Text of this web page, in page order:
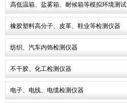
高低温箱、盐雾箱、耐候箱等模拟环境测试
橡胶塑料高分子、皮革、鞋业等检测仪器
纺织、汽车内饰检测仪器
不干胶、化工检测仪器
电子、电线、电缆检测仪器